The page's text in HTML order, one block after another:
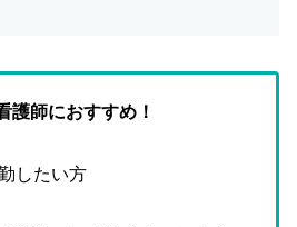
護師におすすめ！
したい方